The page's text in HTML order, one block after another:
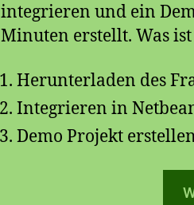
integrieren und ein
Minuten erstellt. Was
Herunterladen des
Integrieren in
Demo Projekt